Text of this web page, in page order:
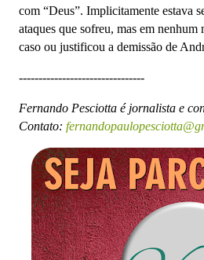
com “Deus”. Implicitamente estava
ataques que sofreu, mas em nenhum
caso ou justificou a demissão de
--------------------------------
Fernando Pesciotta é jornalista e
Contato: